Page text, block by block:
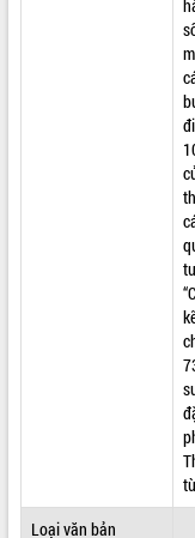
Lễ truy tặng danh hiệu “Bà
Nam Anh hùng” và trao
UBND tỉnh Đắk Lắk triển
Kỳ họp thứ Hai, Hội đồng
tỉnh khóa XI quyết nghị
Bí thư Tỉnh ủy Lương
Triết thăm, tặng quà người
cách mạng
Loại văn bản